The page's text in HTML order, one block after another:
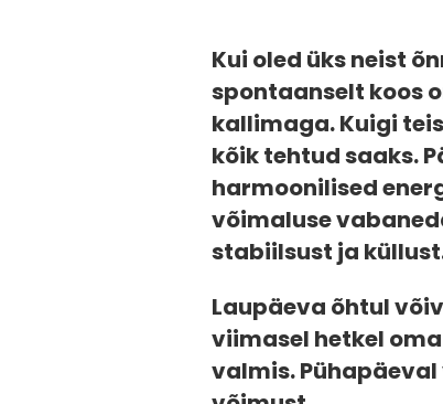
Kui oled üks neist
spontaanselt koos
kallimaga. Kuigi
kõik tehtud saaks.
harmoonilised
võimaluse
stabiilsust ja
Laupäeva õhtul
viimasel hetkel
valmis.